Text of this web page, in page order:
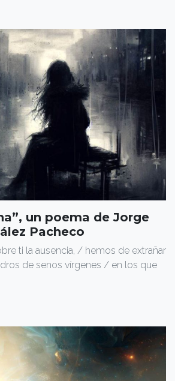
un poema de Jorge
Pacheco
ti la ausencia, / hemos de extrañar
de senos vírgenes / en los que